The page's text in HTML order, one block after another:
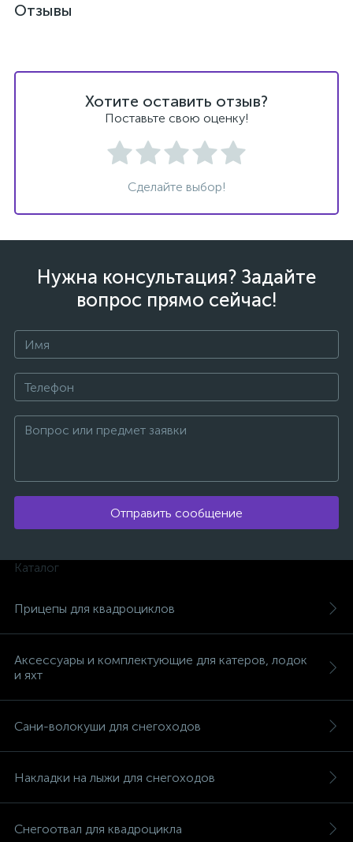
Отзывы
Хотите оставить отзыв?
Поставьте свою оценку!
Сделайте выбор!
Нужна консультация? Задайте
вопрос прямо сейчас!
Отправить сообщение
Каталог
Прицепы для квадроциклов
Аксессуары и комплектующие для катеров, лодок
и яхт
Сани-волокуши для снегоходов
Накладки на лыжи для снегоходов
Снегоотвал для квадроцикла